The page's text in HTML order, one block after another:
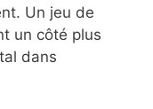
Un jeu de
un côté plus
dans